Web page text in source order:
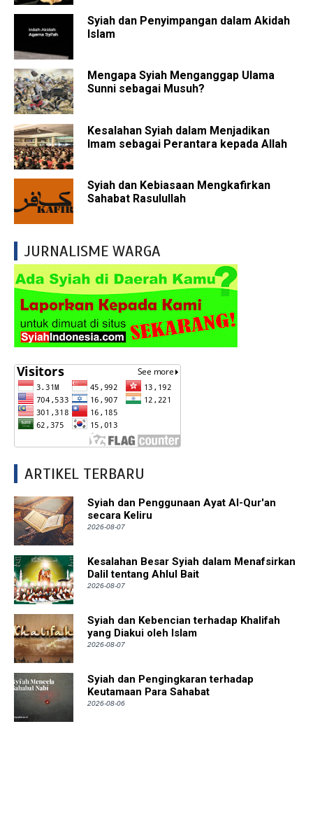
Syiah dan Penyimpangan dalam Akidah
Islam
Mengapa Syiah Menganggap Ulama
Sunni sebagai Musuh?
Kesalahan Syiah dalam Menjadikan
Imam sebagai Perantara kepada Allah
Syiah dan Kebiasaan Mengkafirkan
Sahabat Rasulullah
JURNALISME WARGA
ARTIKEL TERBARU
Syiah dan Penggunaan Ayat Al-Qur'an
secara Keliru
2026-08-07
Kesalahan Besar Syiah dalam Menafsirkan
Dalil tentang Ahlul Bait
2026-08-07
Syiah dan Kebencian terhadap Khalifah
yang Diakui oleh Islam
2026-08-07
Syiah dan Pengingkaran terhadap
Keutamaan Para Sahabat
2026-08-06